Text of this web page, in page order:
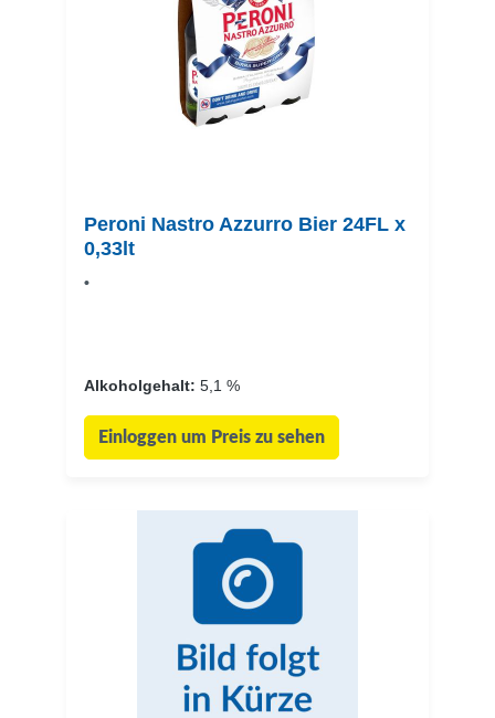
Peroni Nastro Azzurro Bier 24FL x
0,33lt
•
Alkoholgehalt: 5,1 %
Einloggen um Preis zu sehen